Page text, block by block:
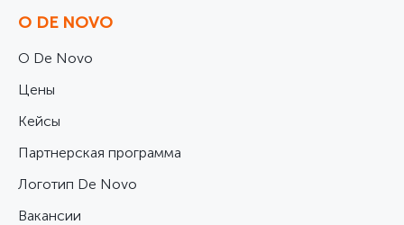
О DE NOVO
О De Novo
Цены
Кейсы
Партнерская программа
Логотип De Novo
Вакансии